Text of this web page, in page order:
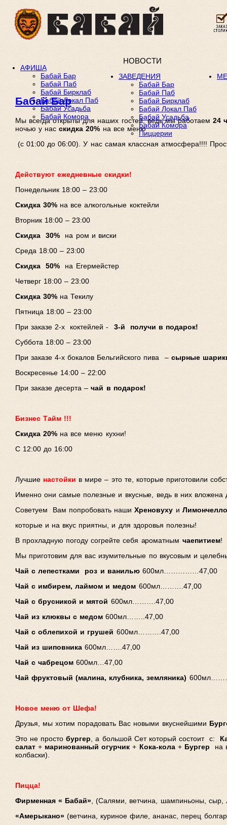
НОВОСТИ
АФИША
Бабай Бар
Бабай Паб
Бабай Бирклаб
Бабай Локал Паб
Бабай Усадьба
Бабай Комора
ЗАВЕДЕНИЯ
Бабай Бар
Бабай Паб
Бабай Бирклаб
Бабай Локал Паб
Бабай Усадьба
Бабай Комора
Пиццерии
Бабай Бар
Мы всегда открыты для наших гостей, ведь мы работаем 24
ночью у насскидка 20% на все меню
(с 01:00 до 06:00). У нас самая классная атмосфера!!!!
Действуют ежедневные скидки!
Понедельник 18:00 – 23:00
Скидка 30% на все алкогольные коктейли
Вторник 18:00 – 23:00
Скидка 30% на ром и виски
Среда 18:00 – 23:00
Скидка 50% на Егермейстер
Четверг 18:00 – 23:00
Скидка 30% на Текилу
Пятница 18:00 – 23:00
При заказе 2-х коктейлей - 3-й получи в подарок!
Суббота 18:00 – 23:00
При заказе 4-х бокалов Бельгийского пива – сырные
Воскресенье 14:00 – 22:00
При заказе десерта –чай в подарок!
Бизнес Тайм !!!
Скидка 20% на все меню кухни!
С 12:00 до 16:00
Лучшие настойки в мире – это те, которые приготовили
Именно они самые полезные и вкусные, ведь в них вложена
Советуем Вам попробовать нашиХреновуху и Лимончелло
которые и на вкус приятны, и для здоровья полезны!
В прохладную погоду согрейте себя ароматным чаепитием!
Мы приготовим для вас изумительные по вкусовым и
Чай с лепестками роз и ванилью600мл……………47,00
Чай с имбирем, лаймом и медом 600мл……….47,00
Чай с брусникой и мятой 600мл……….47,00
Чай из клюквы с медом600мл……..47,00
Чай с облепихой и грушей 600мл……….47,00
Чай из шиповника 600мл…….47,00
Чай с чабрецом 600мл…47,00
Чай фруктовый (малина, клубника, земляника)
Новое меню от Шефа!
Друзья, мы хотим порадовать Вас новыми вкуснейшими
Это не простобургер , а большой Сет который состоит с:
салат + маринованный огурчик + Кока-кола+ Бургер на
колбаски).
Пицца!
Фирменная « Бабай» , (Салями, ветчина, шампиньоны, сыр,
«Амерыкано» (ветчина, куриное филе, ананас, перец